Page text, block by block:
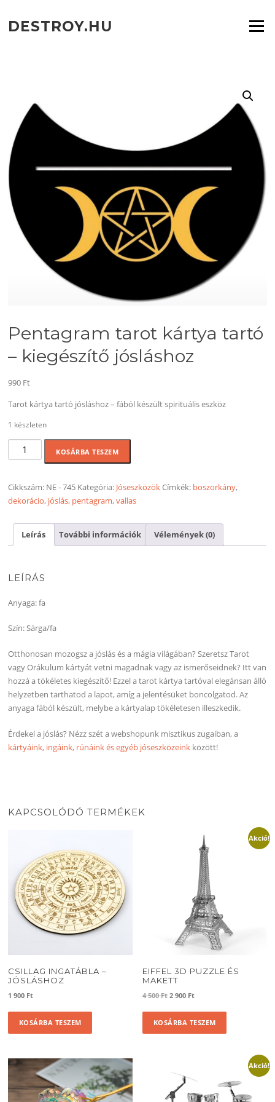
tartalomra
DESTROY.HU Menü
Pentagram tarot kártya tartó
– kiegészítő jósláshoz
990 Ft
Tarot kártya tartó jósláshoz – fából készült spirituális eszköz
1 készleten
Pentagram
tarot
tartó
-
jósláshoz
mennyiség
KOSÁRBA TESZEM
Cikkszám: NE - 745 Kategória: JóseszközökCímkék: boszorkány,
dekorácio, jóslás, pentagram,vallas
Leírás További információk Vélemények (0)
LEÍRÁS
Anyaga: fa
Szín: Sárga/fa
Otthonosan mozogsz a jóslás és a mágia világában? Szeretsz Tarot
vagy Orákulum kártyát vetni magadnak vagy az ismerőseidnek? Itt van
hozzá a tökéletes kiegészítő! Ezzel a tarot kártya tartóval elegánsan álló
helyzetben tarthatod a lapot, amíg a jelentésüket boncolgatod. Az
anyaga fából készült, melybe a kártyalap tökéletesen illeszkedik.
Érdekel a jóslás? Nézz szét a webshopunk misztikus zugaiban, a
kártyáink, ingáink, rúnáink és egyéb jóseszközeink között!
KAPCSOLÓDÓ TERMÉKEK
CSILLAG INGATÁBLA –
JÓSLÁSHOZ
1 900 Ft
KOSÁRBA TESZEM
Akció!
EIFFEL 3D PUZZLE ÉS
MAKETT
4 500FtOriginal
was:
2 900 FtCurrent
KOSÁRBA TESZEM
Akció!